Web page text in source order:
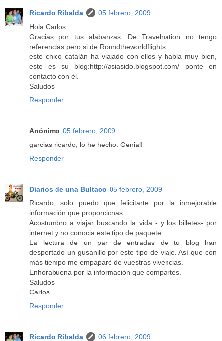
Ricardo Ribalda
05 febrero, 2009
Hola Carlos:
Gracias por tus alabanzas. De Travelnation no tengo
referencias pero si de Roundtheworldflights
este chico catalán ha viajado con ellos y habla muy bien,
este es su blog:http://asiasido.blogspot.com/ ponte en
contacto con él.
Saludos
Responder
Anónimo 05 febrero, 2009
garcias ricardo, lo he hecho. Genial!
Responder
Diarios de una Bultaco 05 febrero, 2009
Ricardo, solo puedo que felicitarte por la inmejorable
información que proporcionas.
Acostumbro a viajar buscando la vida - y los billetes- por
internet y no conocia este tipo de paquete.
La lectura de un par de entradas de tu blog han
despertado un gusanillo por este tipo de viaje. Así que con
más tiempo me empaparé de vuestras vivencias.
Enhorabuena por la información que compartes.
Saludos
Carlos
Responder
Ricardo Ribalda
06 febrero, 2009